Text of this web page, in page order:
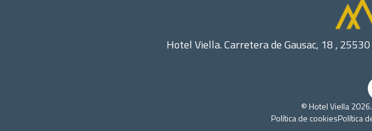
Hotel Viella. Carretera de Gausac, 18 , 25530
© Hotel Viella
Política de cookiesPolítica